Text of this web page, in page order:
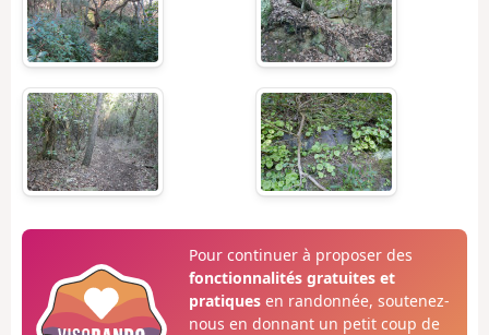
Pour continuer à proposer des
fonctionnalités gratuites et
pratiquesen randonnée, soutenez-
nous en donnant un petit coup de